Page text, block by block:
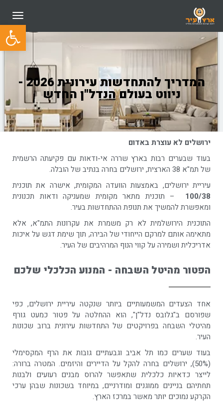
פתח
תפריט
המדריך להתחדשות עירונית 2026 -
ניווט בעולם הנדל"ן החדש
ירושלים לא עוצרת באדום
בעוד שבערים רבות בארץ שררה אי-ודאות עם פקיעתה הרשמית
של תמ"א 38 הארצית, ירושלים בחרה בנתיב של הובלה.
עיריית ירושלים, באמצעות הוועדה המקומית, אישרה את תוכנית
100/38 – תוכנית מתאר מקומית שמעניקה ודאות תכנונית
ומאפשרת להמשיך את תנופת ההתחדשות בעיר.
התוכנית הירושלמית לא רק משמרת את עקרונות התמ"א, אלא
מתאימה אותם למרקם הייחודי של הבירה, תוך שימת דגש על איכות
אדריכלית ושמירה על קווי הנוף המרהיבים של העיר.
הפטור מהיטל השבחה - המנוע הכלכלי שלכם
אחד הצעדים המשמעותיים ביותר שנקטה עיריית ירושלים, כפי
שפורסם ב"גלובס נדל"ן", הוא ההחלטה על פטור כמעט גורף
מהיטלי השבחה בפרויקטים של התחדשות עירונית ברוב שכונות
העיר.
בעוד שערים כמו תל אביב וגבעתיים גובות את הרף המקסימלי
(50%), ירושלים בחרה להקל על הדיירים והיזמים. המטרה ברורה:
לייצר כדאיות כלכלית שתאפשר להרוס מבנים רעועים ולבנות
תחתיהם בניינים ממוגנים ומודרניים, במיוחד בשכונות שבהן ערכי
הקרקע נמוכים יותר מאשר במרכז הארץ.